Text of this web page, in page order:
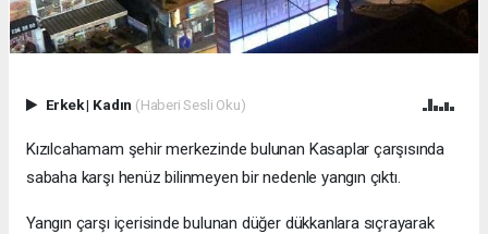
Erkek| Kadın (Haberi Sesli Oku)
Kızılcahamam şehir merkezinde bulunan Kasaplar çarşısında
sabaha karşı henüz bilinmeyen bir nedenle yangın çıktı.
Yangın çarşı içerisinde bulunan düğer dükkanlara sıçrayarak